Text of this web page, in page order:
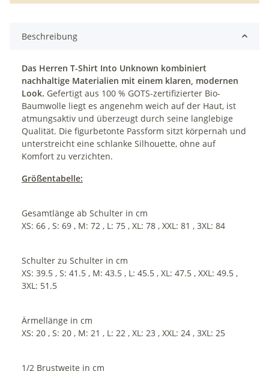
Beschreibung
Das Herren T-Shirt Into Unknown kombiniert
nachhaltige Materialien mit einem klaren, modernen
Look. Gefertigt aus 100 % GOTS-zertifizierter Bio-
Baumwolle liegt es angenehm weich auf der Haut, ist
atmungsaktiv und überzeugt durch seine langlebige
Qualität. Die figurbetonte Passform sitzt körpernah und
unterstreicht eine schlanke Silhouette, ohne auf
Komfort zu verzichten.
Größentabelle:
Gesamtlänge ab Schulter in cm
XS: 66 , S: 69 , M: 72 , L: 75 , XL: 78 , XXL: 81 , 3XL: 84
Schulter zu Schulter in cm
XS: 39.5 , S: 41.5 , M: 43.5 , L: 45.5 , XL: 47.5 , XXL: 49.5 ,
3XL: 51.5
Ärmellänge in cm
XS: 20 , S: 20 , M: 21 , L: 22 , XL: 23 , XXL: 24 , 3XL: 25
1/2 Brustweite in cm